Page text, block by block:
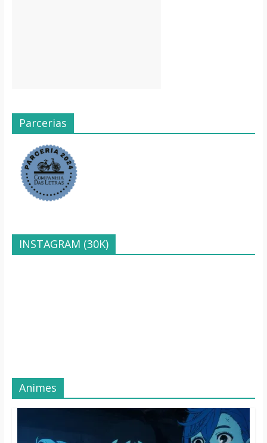
Parcerias
INSTAGRAM (30K)
Animes